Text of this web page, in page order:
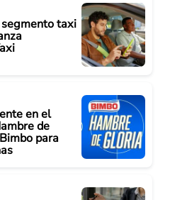
taxi
en el
de
para